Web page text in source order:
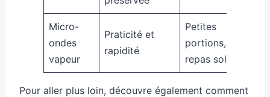
Micro-
ondes
vapeur
Praticité et
rapidité
Petites
portions,
repas solo
Pour aller plus loin, découvre également comment